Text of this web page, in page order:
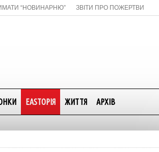
“НОВИНАРНЮ” ЗВІТИ ПРО ПОЖЕРТВИ
EASTОРІЯ ЖИТТЯ АРХІВ